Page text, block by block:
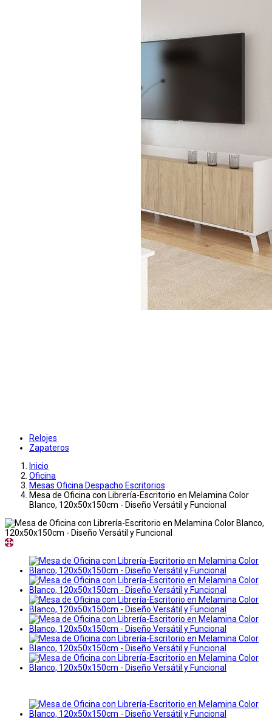
Relojes
Zapateros
Inicio
Oficina
Mesas Oficina Despacho Escritorios
Mesa de Oficina con Librería-Escritorio en Melamina Color
Blanco, 120x50x150cm - Diseño Versátil y Funcional